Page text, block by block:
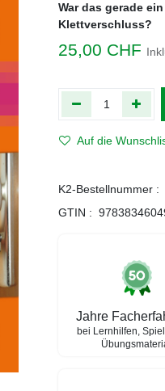
War das gerade
Klettverschluss?
25,00 CHF
Auf die
K2-Bestellnummer :
GTIN :
Jahre
bei Lernhilfen,